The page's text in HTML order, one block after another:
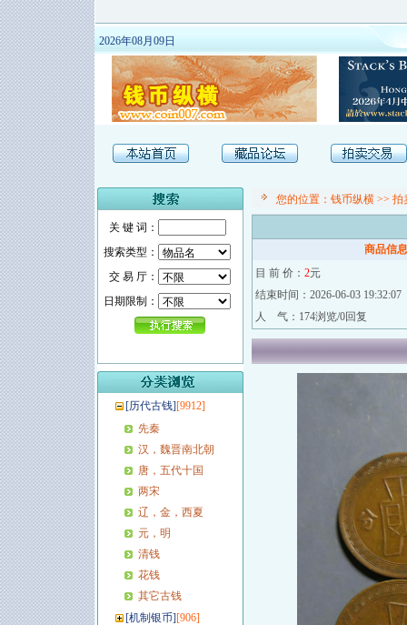
2026年08月09日
关 键 词：
搜索类型：
交 易 厅：
日期限制：
[历代古钱][9912]
先秦
汉，魏晋南北朝
唐，五代十国
两宋
辽，金，西夏
元，明
清钱
花钱
其它古钱
[机制银币][906]
您的位置： 钱币纵横 >> 拍
商品信息
目 前 价： 2元
结束时间：2026-06-03 19:32:07
人 气：174浏览/0回复